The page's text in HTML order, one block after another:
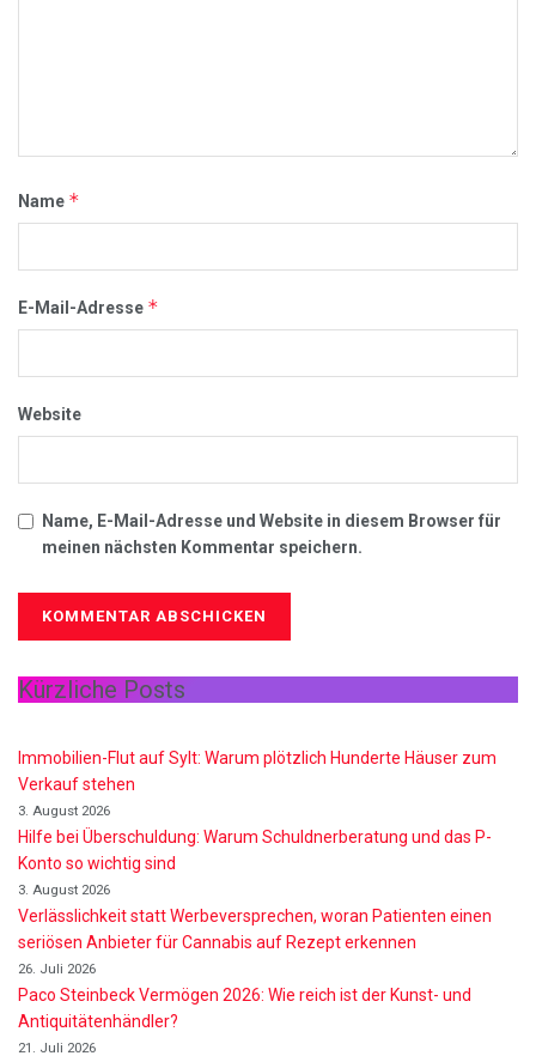
Name *
E-Mail-Adresse *
Website
Name, E-Mail-Adresse und Website in diesem Browser für
meinen nächsten Kommentar speichern.
Kürzliche Posts
Immobilien-Flut auf Sylt: Warum plötzlich Hunderte Häuser zum
Verkauf stehen
3. August 2026
Hilfe bei Überschuldung: Warum Schuldnerberatung und das P-
Konto so wichtig sind
3. August 2026
Verlässlichkeit statt Werbeversprechen, woran Patienten einen
seriösen Anbieter für Cannabis auf Rezept erkennen
26. Juli 2026
Paco Steinbeck Vermögen 2026: Wie reich ist der Kunst- und
Antiquitätenhändler?
21. Juli 2026